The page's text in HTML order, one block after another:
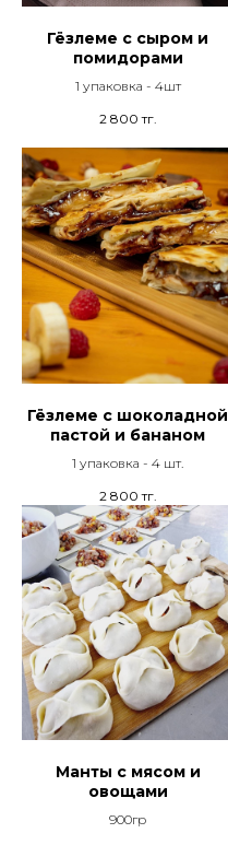
Гёзлеме с сыром и
помидорами
1 упаковка - 4шт
2 800 тг.
Гёзлеме с шоколадной
пастой и бананом
1 упаковка - 4 шт.
2 800 тг.
Манты с мясом и
овощами
900гр